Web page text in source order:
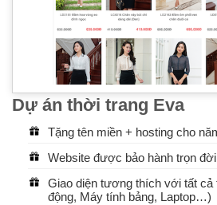
Dự án thời trang Eva
Tặng tên miền + hosting cho
Website được bảo hành trọn đời
Giao diện tương thích với tất cả
động, Máy tính bảng, Laptop…)